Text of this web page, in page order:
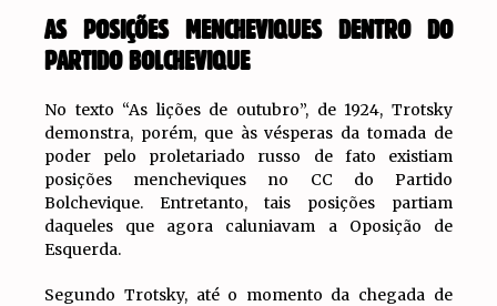
AS POSIÇÕES MENCHEVIQUES DENTRO DO
PARTIDO BOLCHEVIQUE
No texto “As lições de outubro”, de 1924, Trotsky
demonstra, porém, que às vésperas da tomada de
poder pelo proletariado russo de fato existiam
posições mencheviques no CC do Partido
Bolchevique. Entretanto, tais posições partiam
daqueles que agora caluniavam a Oposição de
Esquerda.
Segundo Trotsky, até o momento da chegada de